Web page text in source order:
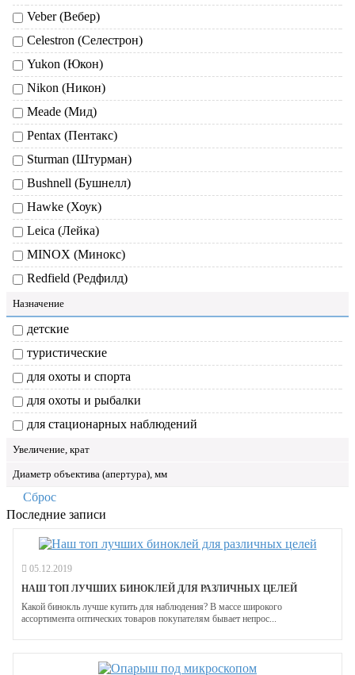
Veber (Вебер)
Celestron (Селестрон)
Yukon (Юкон)
Nikon (Никон)
Meade (Мид)
Pentax (Пентакс)
Sturman (Штурман)
Bushnell (Бушнелл)
Hawke (Хоук)
Leica (Лейка)
MINOX (Минокс)
Redfield (Редфилд)
Назначение
детские
туристические
для охоты и спорта
для охоты и рыбалки
для стационарных наблюдений
Увеличение, крат
Диаметр объектива (апертура), мм
Сброс
Последние записи
05.12.2019
НАШ ТОП ЛУЧШИХ БИНОКЛЕЙ ДЛЯ РАЗЛИЧНЫХ ЦЕЛЕЙ
Какой бинокль лучше купить для наблюдения? В массе широкого
ассортимента оптических товаров покупателям бывает непрос...